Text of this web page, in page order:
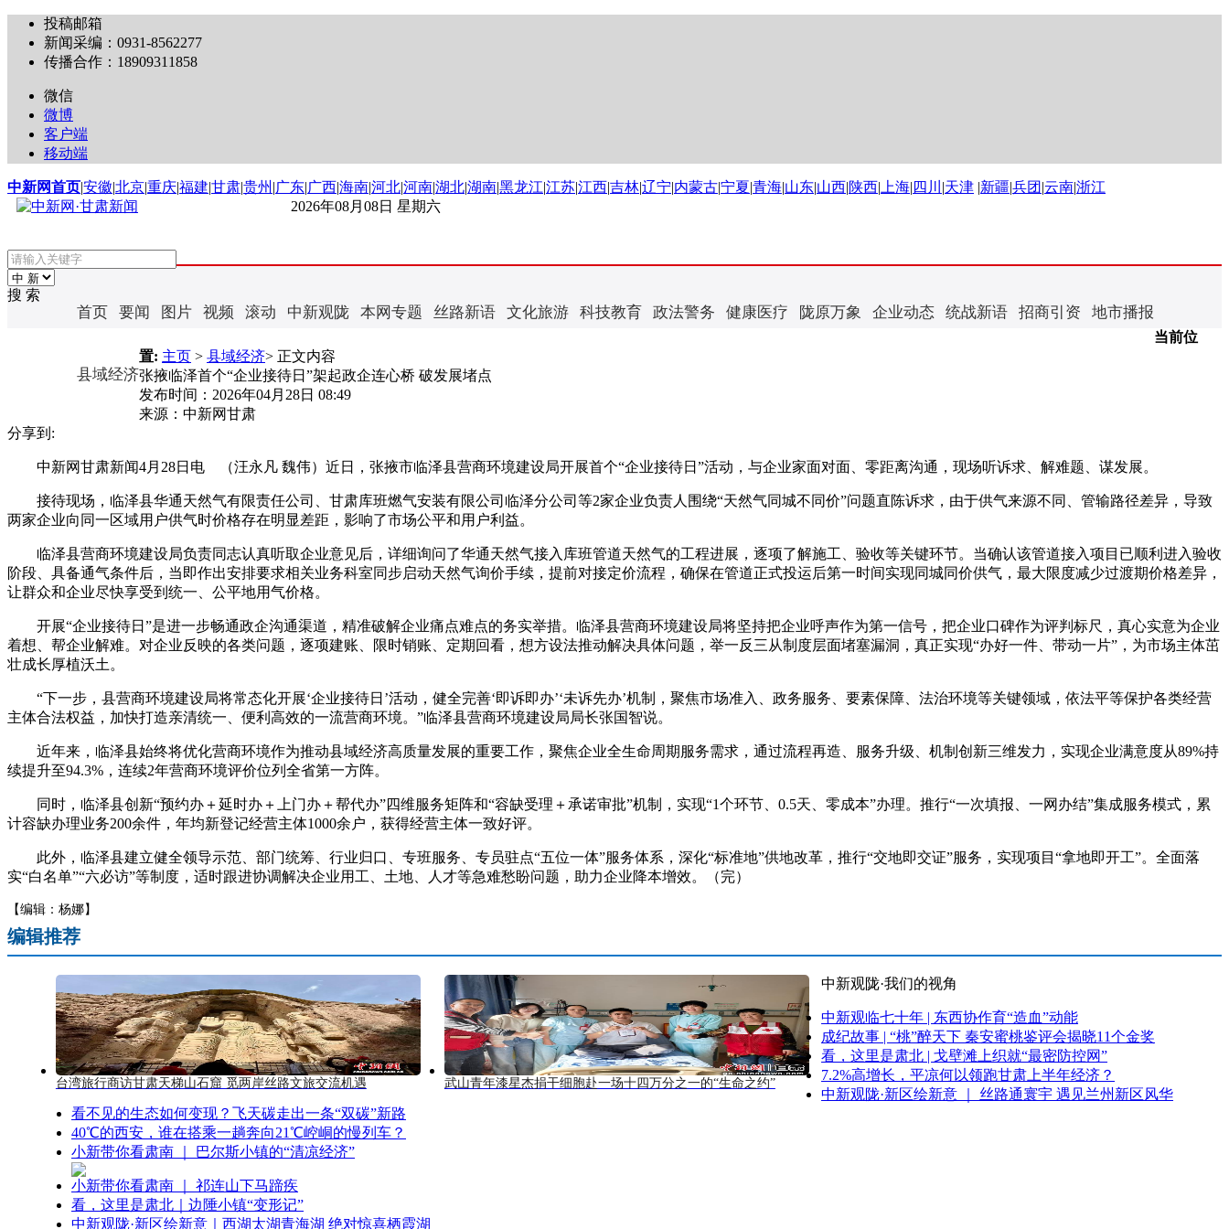
投稿邮箱
新闻采编：0931-8562277
传播合作：18909311858
微信
微博
客户端
移动端
中新网首页|安徽|北京|重庆|福建|甘肃|贵州 |广东|广西|海南|河北|河南|湖北|湖南|黑龙江|江苏|江西|吉林|辽宁|内蒙古|宁夏|青海|山东|山西|陕西| 上海| 四川 |天津 |新疆|兵团 |云南|浙江
2026年08月08日 星期六
搜 索
首页 要闻 图片 视频 滚动 中新观陇 本网专题 丝路新语 文化旅游 科技教育 政法警务 健康医疗 陇原万象 企业动态 统战新语 招商引资 地市播报
县域经济
当前位
置: 主页 > 县域经济> 正文内容
张掖临泽首个“企业接待日”架起政企连心桥 破发展堵点
发布时间： 2026年04月28日 08:49
来源： 中新网甘肃
分享到:
中新网甘肃新闻4月28日电 （汪永凡 魏伟）近日，张掖市临泽县营商环境建设局开展首个“企业接待日”活动，与企业家面对面、零距离沟通，现场听诉求、解难题、谋发展。
接待现场，临泽县华通天然气有限责任公司、甘肃库班燃气安装有限公司临泽分公司等2家企业负责人围绕“天然气同城不同价”问题直陈诉求，由于供气来源不同、管输路径差异，导致
两家企业向同一区域用户供气时价格存在明显差距，影响了市场公平和用户利益。
临泽县营商环境建设局负责同志认真听取企业意见后，详细询问了华通天然气接入库班管道天然气的工程进展，逐项了解施工、验收等关键环节。当确认该管道接入项目已顺利进入验收
阶段、具备通气条件后，当即作出安排要求相关业务科室同步启动天然气询价手续，提前对接定价流程，确保在管道正式投运后第一时间实现同城同价供气，最大限度减少过渡期价格差异，
让群众和企业尽快享受到统一、公平地用气价格。
开展“企业接待日”是进一步畅通政企沟通渠道，精准破解企业痛点难点的务实举措。临泽县营商环境建设局将坚持把企业呼声作为第一信号，把企业口碑作为评判标尺，真心实意为企业
着想、帮企业解难。对企业反映的各类问题，逐项建账、限时销账、定期回看，想方设法推动解决具体问题，举一反三从制度层面堵塞漏洞，真正实现“办好一件、带动一片”，为市场主体茁
壮成长厚植沃土。
“下一步，县营商环境建设局将常态化开展‘企业接待日’活动，健全完善‘即诉即办’‘未诉先办’机制，聚焦市场准入、政务服务、要素保障、法治环境等关键领域，依法平等保护各类经营
主体合法权益，加快打造亲清统一、便利高效的一流营商环境。”临泽县营商环境建设局局长张国智说。
近年来，临泽县始终将优化营商环境作为推动县域经济高质量发展的重要工作，聚焦企业全生命周期服务需求，通过流程再造、服务升级、机制创新三维发力，实现企业满意度从89%持
续提升至94.3%，连续2年营商环境评价位列全省第一方阵。
同时，临泽县创新“预约办＋延时办＋上门办＋帮代办”四维服务矩阵和“容缺受理＋承诺审批”机制，实现“1个环节、0.5天、零成本”办理。推行“一次填报、一网办结”集成服务模式，累
计容缺办理业务200余件，年均新登记经营主体1000余户，获得经营主体一致好评。
此外，临泽县建立健全领导示范、部门统筹、行业归口、专班服务、专员驻点“五位一体”服务体系，深化“标准地”供地改革，推行“交地即交证”服务，实现项目“拿地即开工”。全面落
实“白名单”“六必访”等制度，适时跟进协调解决企业用工、土地、人才等急难愁盼问题，助力企业降本增效。（完）
【编辑：杨娜】
编辑推荐
台湾旅行商访甘肃天梯山石窟 觅两岸丝路文旅交流机遇 武山青年漆星杰捐干细胞赴一场十四万分之一的“生命之约”
中新观陇·我们的视角
中新观临七十年 | 东西协作育“造血”动能
成纪故事 | “桃”醉天下 秦安蜜桃鉴评会揭晓11个金奖
看，这里是肃北 | 戈壁滩上织就“最密防控网”
7.2%高增长，平凉何以领跑甘肃上半年经济？
中新观陇·新区绘新意 ｜ 丝路通寰宇 遇见兰州新区风华
看不见的生态如何变现？飞天碳走出一条“双碳”新路
40℃的西安，谁在搭乘一趟奔向21℃崆峒的慢列车？
小新带你看肃南 ｜ 巴尔斯小镇的“清凉经济”
小新带你看肃南 ｜ 祁连山下马蹄疾
看，这里是肃北｜边陲小镇“变形记”
中新观陇·新区绘新意｜西湖太湖青海湖 绝对惊喜栖霞湖